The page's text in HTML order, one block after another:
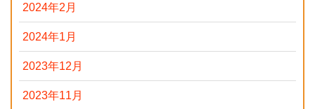
2024年2月
2024年1月
2023年12月
2023年11月